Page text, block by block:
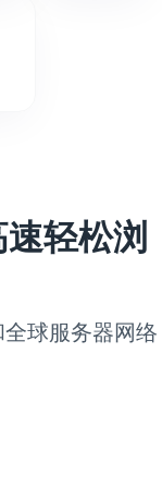
轻松浏
球服务器网络